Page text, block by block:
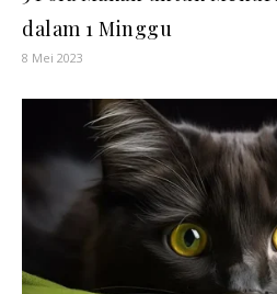
dalam 1 Minggu
8 Mei 2023